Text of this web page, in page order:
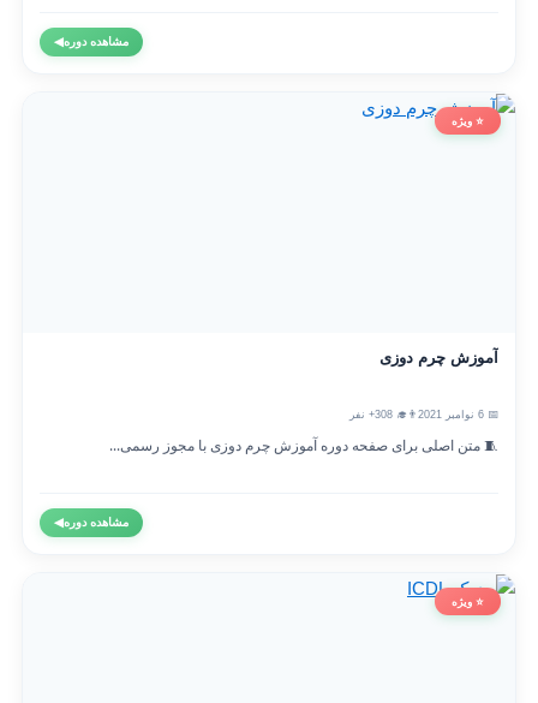
مشاهده دوره◀
⭐ ویژه
آموزش چرم دوزی
👨‍🎓 308+ نفر
🧵 متن اصلی برای صفحه دوره آموزش چرم دوزی با مجوز رسمی...
مشاهده دوره◀
⭐ ویژه